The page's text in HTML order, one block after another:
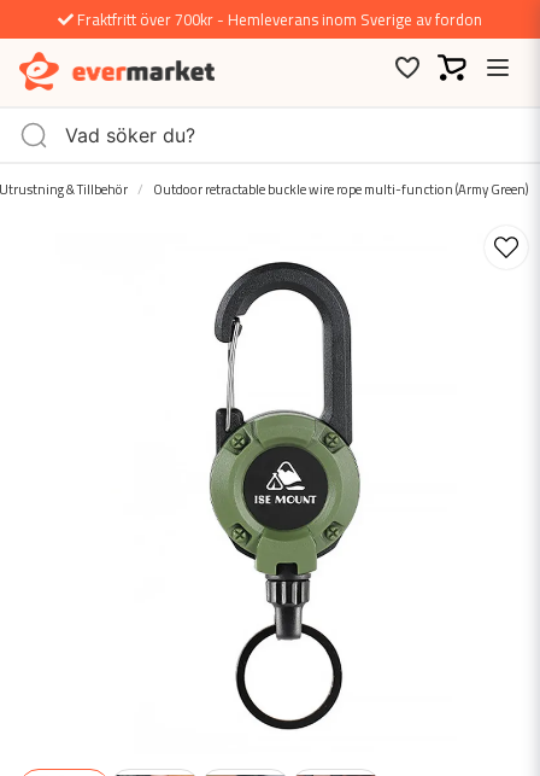
Fraktfritt över 700kr - Hemleverans inom Sverige av fordon
& Tillbehör Outdoor retractable buckle wire rope multi-function (Army Green)